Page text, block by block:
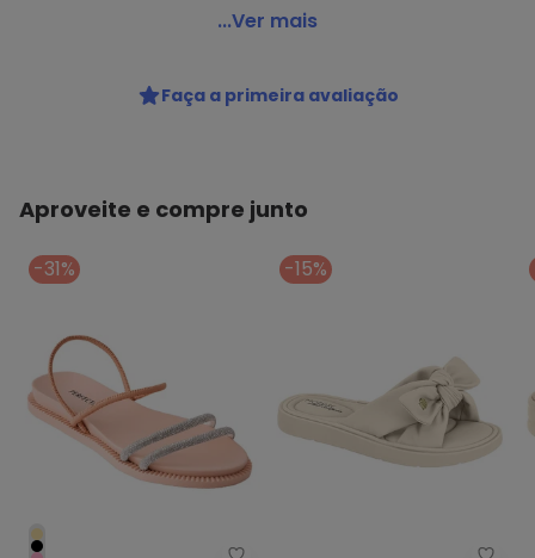
Zaxy - Chinelo Zaxy Pose Bege
...Ver mais
Faça a primeira avaliação
Aproveite e compre junto
-31% -15%